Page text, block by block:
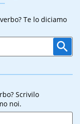
Te lo diciamo
Scrivilo
noi.